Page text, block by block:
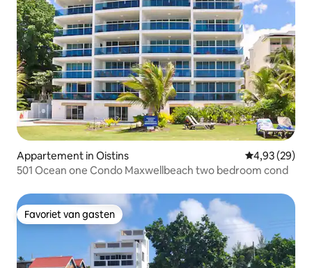
Appartement in Oistins Gemiddelde
4,93 (29)
501 Ocean one Condo Maxwellbeach two bedroom cond
Favoriet van gasten
Favoriet van gasten